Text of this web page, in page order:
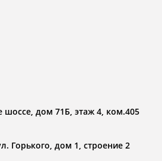
шоссе, дом 71Б, этаж 4, ком.405
Горького, дом 1, строение 2